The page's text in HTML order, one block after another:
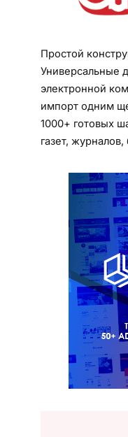
Простой
Универсальные
электронной
импорт одним
1000+ готовых
газет,